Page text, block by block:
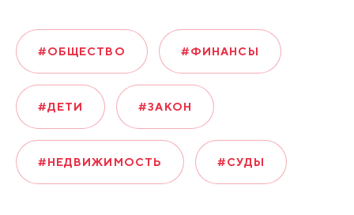
#ОБЩЕСТВО #ФИНАНСЫ
#ДЕТИ #ЗАКОН
#НЕДВИЖИМОСТЬ #СУДЫ